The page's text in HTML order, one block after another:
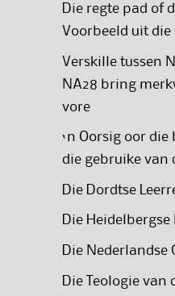
Die regte pad of
Voorbeeld uit die
Verskille tussen
NA28 bring
vore
‘n Oorsig oor
die gebruike van
Die Dordtse
Die Heidelbergse
Die
Die Teologie